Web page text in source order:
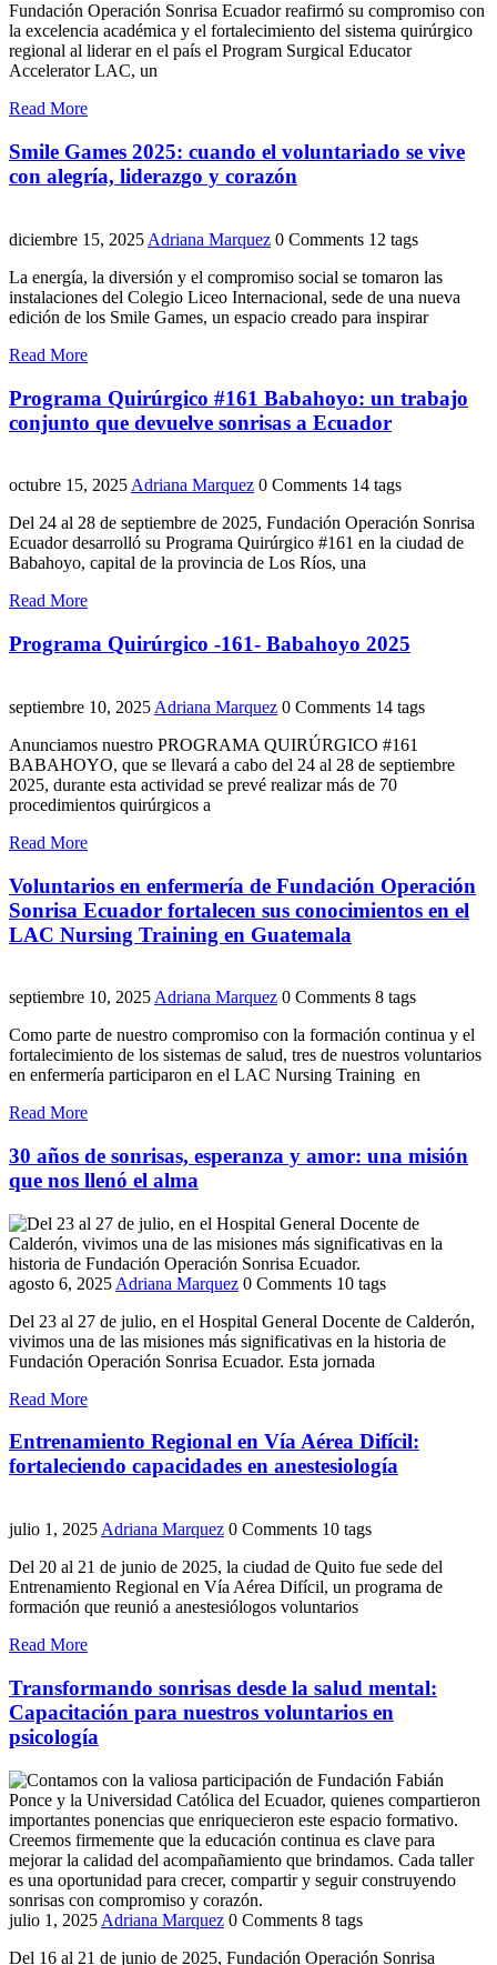
Fundación Operación Sonrisa Ecuador reafirmó su compromiso con
la excelencia académica y el fortalecimiento del sistema quirúrgico
regional al liderar en el país el Program Surgical Educator
Accelerator LAC, un
Read More
Smile Games 2025: cuando el voluntariado se vive
con alegría, liderazgo y corazón
diciembre 15, 2025 Adriana Marquez 0 Comments 12 tags
La energía, la diversión y el compromiso social se tomaron las
instalaciones del Colegio Liceo Internacional, sede de una nueva
edición de los Smile Games, un espacio creado para inspirar
Read More
Programa Quirúrgico #161 Babahoyo: un trabajo
conjunto que devuelve sonrisas a Ecuador
octubre 15, 2025 Adriana Marquez 0 Comments 14 tags
Del 24 al 28 de septiembre de 2025, Fundación Operación Sonrisa
Ecuador desarrolló su Programa Quirúrgico #161 en la ciudad de
Babahoyo, capital de la provincia de Los Ríos, una
Read More
Programa Quirúrgico -161- Babahoyo 2025
septiembre 10, 2025 Adriana Marquez 0 Comments 14 tags
Anunciamos nuestro PROGRAMA QUIRÚRGICO #161
BABAHOYO, que se llevará a cabo del 24 al 28 de septiembre
2025, durante esta actividad se prevé realizar más de 70
procedimientos quirúrgicos a
Read More
Voluntarios en enfermería de Fundación Operación
Sonrisa Ecuador fortalecen sus conocimientos en el
LAC Nursing Training en Guatemala
septiembre 10, 2025 Adriana Marquez 0 Comments 8 tags
Como parte de nuestro compromiso con la formación continua y el
fortalecimiento de los sistemas de salud, tres de nuestros voluntarios
en enfermería participaron en el LAC Nursing Training en
Read More
30 años de sonrisas, esperanza y amor: una misión
que nos llenó el alma
agosto 6, 2025 Adriana Marquez 0 Comments 10 tags
Del 23 al 27 de julio, en el Hospital General Docente de Calderón,
vivimos una de las misiones más significativas en la historia de
Fundación Operación Sonrisa Ecuador. Esta jornada
Read More
Entrenamiento Regional en Vía Aérea Difícil:
fortaleciendo capacidades en anestesiología
julio 1, 2025 Adriana Marquez 0 Comments 10 tags
Del 20 al 21 de junio de 2025, la ciudad de Quito fue sede del
Entrenamiento Regional en Vía Aérea Difícil, un programa de
formación que reunió a anestesiólogos voluntarios
Read More
Transformando sonrisas desde la salud mental:
Capacitación para nuestros voluntarios en
psicología
julio 1, 2025 Adriana Marquez 0 Comments 8 tags
Del 16 al 21 de junio de 2025, Fundación Operación Sonrisa